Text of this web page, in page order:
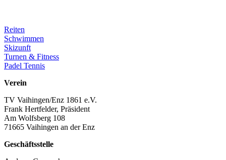
Reiten
Schwimmen
Skizunft
Turnen & Fitness
Padel Tennis
Verein
TV Vaihingen/Enz 1861 e.V.
Frank Hertfelder, Präsident
Am Wolfsberg 108
71665 Vaihingen an der Enz
Geschäftsstelle